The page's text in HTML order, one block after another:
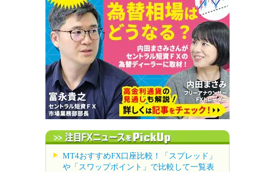
MT4おすすめFX口座比較！「スプレッド」
や「スワップポイント」で比較して一覧表